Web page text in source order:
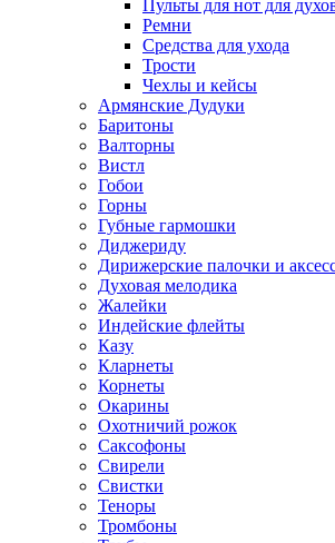
Пульты для нот для
Ремни
Средства для ухода
Трости
Чехлы и кейсы
Армянские Дудуки
Баритоны
Валторны
Вистл
Гобои
Горны
Губные гармошки
Диджериду
Дирижерские палочки и
Духовая мелодика
Жалейки
Индейские флейты
Казу
Кларнеты
Корнеты
Окарины
Охотничий рожок
Саксофоны
Свирели
Свистки
Теноры
Тромбоны